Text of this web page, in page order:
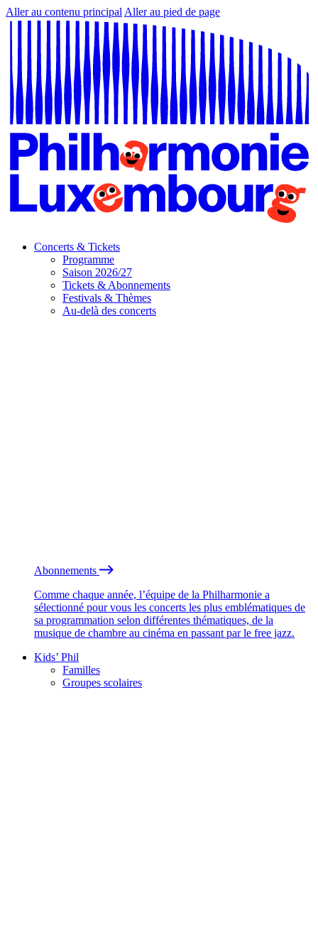
Aller au contenu principal Aller au pied de page
Concerts & Tickets
Programme
Saison 2026/27
Tickets & Abonnements
Festivals & Thèmes
Au-delà des concerts
Abonnements
Comme chaque année, l’équipe de la Philharmonie a
sélectionné pour vous les concerts les plus emblématiques de
sa programmation selon différentes thématiques, de la
musique de chambre au cinéma en passant par le free jazz.
Kids’ Phil
Familles
Groupes scolaires